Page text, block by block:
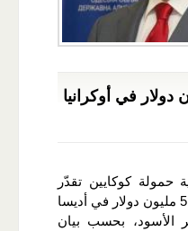
حمولة كوكايين تقدّر
قيمتها في السوق بأكثر من 51 مليون دولار في أديسا
الأسود، بحسب بيان